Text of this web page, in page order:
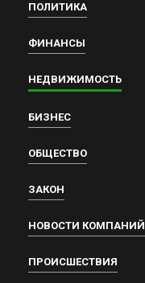
ПОЛИТИКА
ФИНАНСЫ
НЕДВИЖИМОСТЬ
БИЗНЕС
ОБЩЕСТВО
ЗАКОН
НОВОСТИ КОМПАНИЙ
ПРОИСШЕСТВИЯ